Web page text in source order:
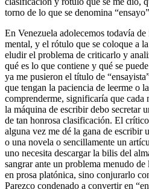
torno de lo que se denomina
En Venezuela adolecemos todavía
mental, y el rótulo que se coloque a
eludir el problema de criticarlo y
qué es lo que contiene y qué se
ya me pusieron el título de
que tengan la paciencia de leerme o
comprenderme, significaría que cada
la máquina de escribir debo secretar
de tan honrosa clasificación. El
alguna vez me dé la gana de escribir
o una novela o sencillamente un
uno necesita descargar la bilis del
sangrar ante un problema menudo
en prosa platónica, sino conjurarlo
Parezco condenado a convertir en